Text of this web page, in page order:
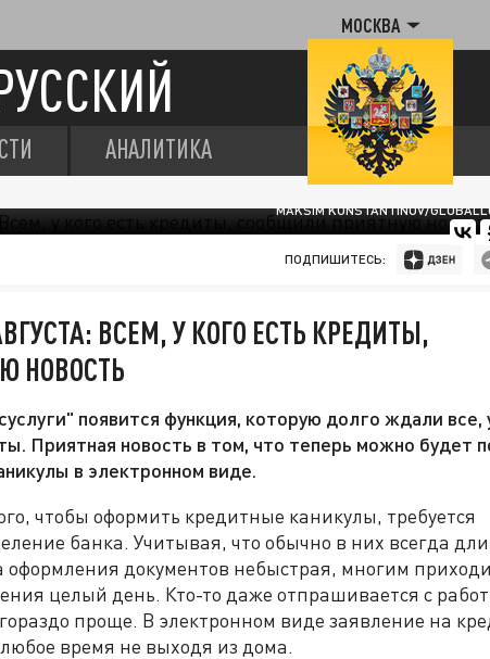
МОСКВА
АНАЛИТИКА
MAKSIM KONSTANTINOV/
ПОДПИШИТЕСЬ:
ВСЕМ, У КОГО ЕСТЬ КРЕДИТЫ,
НОВОСТЬ
появится функция, которую долго ждали все,
Приятная новость в том, что теперь можно будет
в электронном виде.
чтобы оформить кредитные каникулы, требуется
банка. Учитывая, что обычно в них всегда
оформления документов небыстрая, многим
целый день. Кто-то даже отпрашивается с
гораздо проще. В электронном виде заявление на
время не выходя из дома.